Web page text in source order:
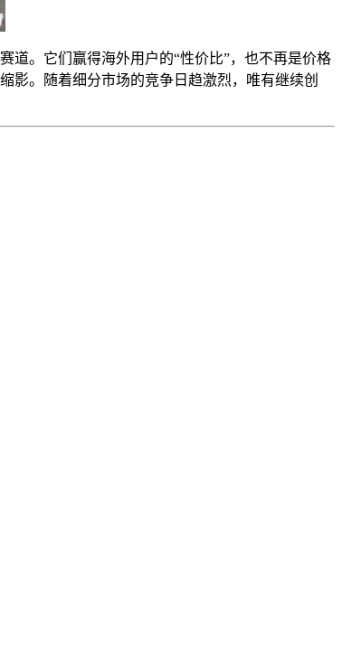
道。它们赢得海外用户的“性价比”，也不再是价格
影。随着细分市场的竞争日趋激烈，唯有继续创